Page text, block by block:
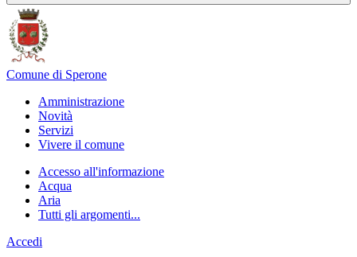
Comune di Sperone
Amministrazione
Novità
Servizi
Vivere il comune
Accesso all'informazione
Acqua
Aria
Tutti gli argomenti...
Accedi